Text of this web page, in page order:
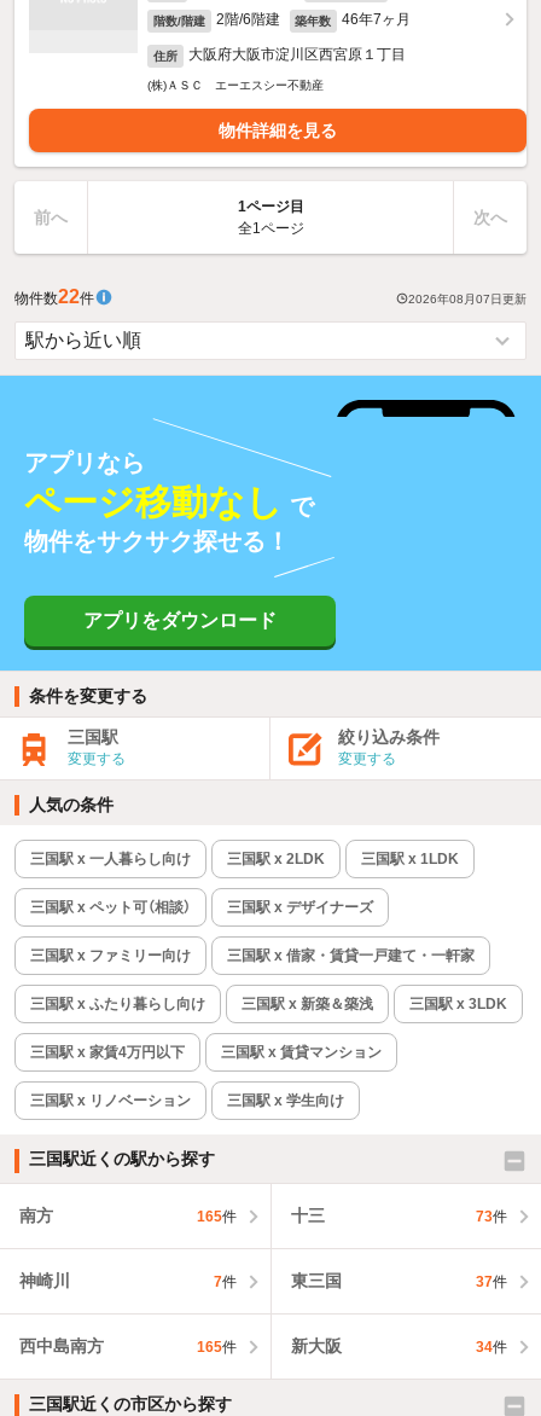
階数/階建 2階/6階建 築年数 46年7ヶ月
住所 大阪府大阪市淀川区西宮原１丁目
(株)ＡＳＣ エーエスシー不動産
物件詳細を見る
前へ
1ページ目
全1ページ
次へ
物件数22件 2026年08月07日更新
アプリなら
ページ移動なし で
物件をサクサク探せる！
アプリをダウンロード
条件を変更する
三国駅
変更する
絞り込み条件
変更する
人気の条件
三国駅 x 一人暮らし向け 三国駅 x 2LDK 三国駅 x 1LDK
三国駅 x ペット可（相談） 三国駅 x デザイナーズ
三国駅 x ファミリー向け 三国駅 x 借家・賃貸一戸建て・一軒家
三国駅 x ふたり暮らし向け 三国駅 x 新築＆築浅 三国駅 x 3LDK
三国駅 x 家賃4万円以下 三国駅 x 賃貸マンション
三国駅 x リノベーション 三国駅 x 学生向け
三国駅近くの駅から探す
南方 165件 十三 73件
神崎川 7件 東三国 37件
西中島南方 165件 新大阪 34件
三国駅近くの市区から探す